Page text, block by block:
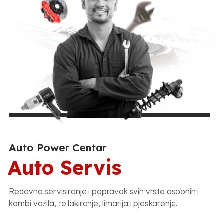
Auto Power Centar
Auto Servis
Redovno servisiranje i popravak svih vrsta osobnih i
kombi vozila, te lakiranje, limarija i pjeskarenje.